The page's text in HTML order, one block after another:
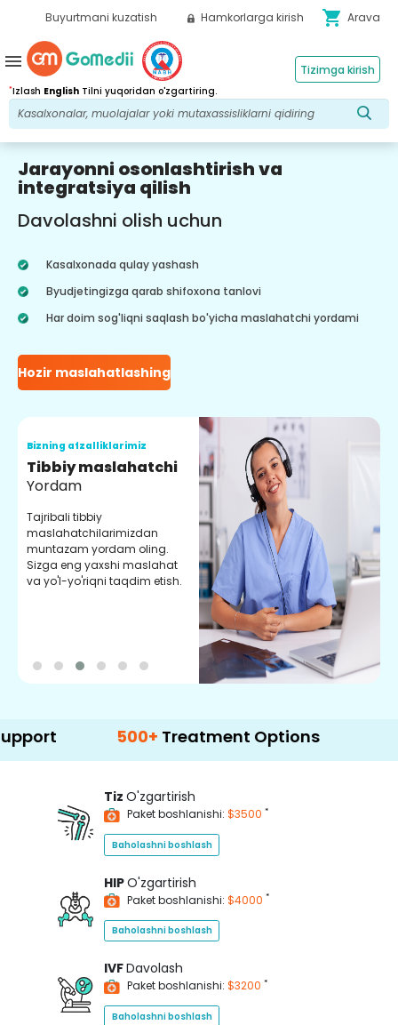
Buyurtmani kuzatish Hamkorlarga kirish shopping_cart Arava
*Izlash English Tilni yuqoridan o'zgartiring.
Tizimga kirish
menu
Jarayonni osonlashtirish va
integratsiya qilish
Davolashni olish uchun
Kasalxonada qulay yashash
Byudjetingizga qarab shifoxona tanlovi
Har doim sog'liqni saqlash bo'yicha maslahatchi yordami
Hozir maslahatlashing
Bizning afzalliklarimiz
Tibbiy maslahatchi
Yordam
Tajribali tibbiy
maslahatchilarimizdan
muntazam yordam oling.
Sizga eng yaxshi maslahat
va yo'l-yo'riqni taqdim etish.
500+ Treatment Options
Tiz O'zgartirish
Paket boshlanishi: $3500 *
Baholashni boshlash
HIPO'zgartirish
Paket boshlanishi: $4000 *
Baholashni boshlash
IVFDavolash
Paket boshlanishi: $3200 *
Baholashni boshlash